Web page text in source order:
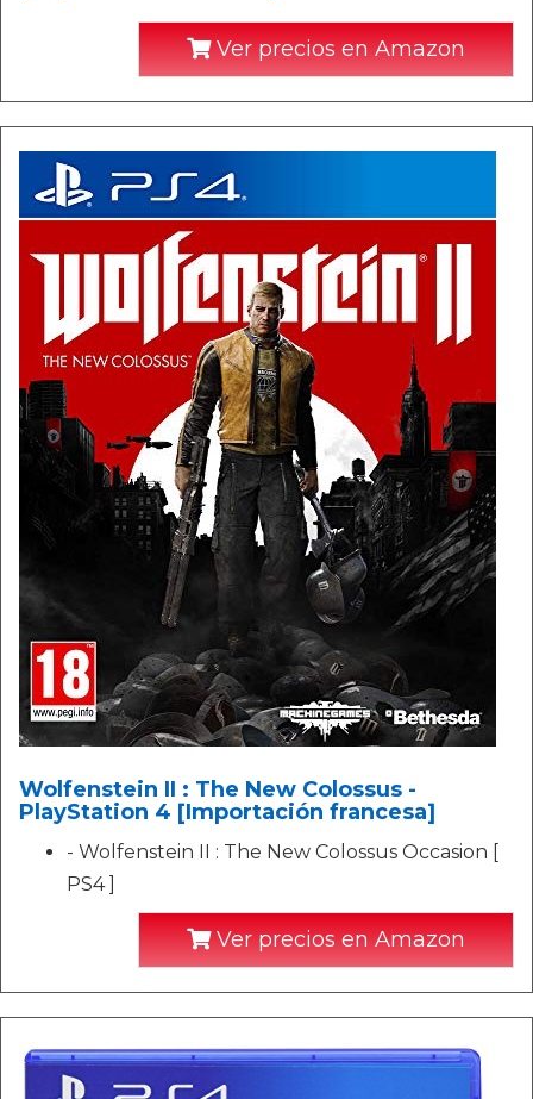
Ver precios en Amazon
Wolfenstein II : The New Colossus -
PlayStation 4 [Importación francesa]
- Wolfenstein II : The New Colossus Occasion [
PS4 ]
Ver precios en Amazon